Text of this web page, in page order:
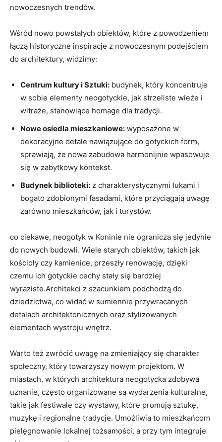
nowoczesnych trendów.
Wśród nowo powstałych obiektów, które z powodzeniem
łączą historyczne inspiracje z nowoczesnym podejściem
do architektury, widzimy:
Centrum kultury i Sztuki: budynek, który koncentruje
w⁣ sobie elementy neogotyckie,⁢ jak ⁤strzeliste wieże i
witraże, stanowiące homage dla tradycji.
Nowe osiedla mieszkaniowe: wyposażone w
dekoracyjne detale nawiązujące do gotyckich form,
sprawiają, że nowa zabudowa harmonijnie wpasowuje
‍się ‍w zabytkowy kontekst.
Budynek biblioteki: z charakterystycznymi łukami i
bogato zdobionymi fasadami, które przyciągają uwagę
zarówno‍ mieszkańców,⁢ jak i turystów.
co⁣ ciekawe, neogotyk w Koninie nie ogranicza⁢ się jedynie
do nowych budowli. Wiele ⁤starych obiektów, takich jak
kościoły czy kamienice, przeszły renowację, ⁤dzięki
‌czemu ‍ich gotyckie cechy stały się bardziej
wyraziste.Architekci z szacunkiem podchodzą ​do
dziedzictwa, co widać w sumiennie przywracanych
detalach architektonicznych⁢ oraz stylizowanych
elementach wystroju wnętrz.
Warto ​też zwrócić uwagę na zmieniający się charakter
społeczny, który towarzyszy nowym projektom. W⁤
miastach, w których architektura ‍neogotycka zdobywa
uznanie, często organizowane są wydarzenia kulturalne,
takie jak festiwale czy ‍wystawy, które promują sztukę,
muzykę i regionalne tradycje. ​Umożliwia‍ to mieszkańcom
pielęgnowanie lokalnej tożsamości, a przy tym integruje